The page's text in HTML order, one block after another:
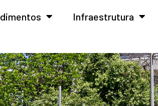
Infraestrutura